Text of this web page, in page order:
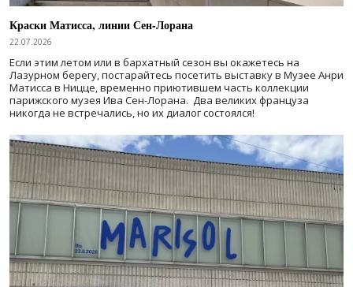
Краски Матисса, линии Сен-Лорана
22.07.2026
Если этим летом или в бархатный сезон вы окажетесь на
Лазурном берегу, постарайтесь посетить выставку в Музее Анри
Матисса в Ницце, временно приютившем часть коллекции
парижского музея Ива Сен-Лорана. Два великих француза
никогда не встречались, но их диалог состоялся!